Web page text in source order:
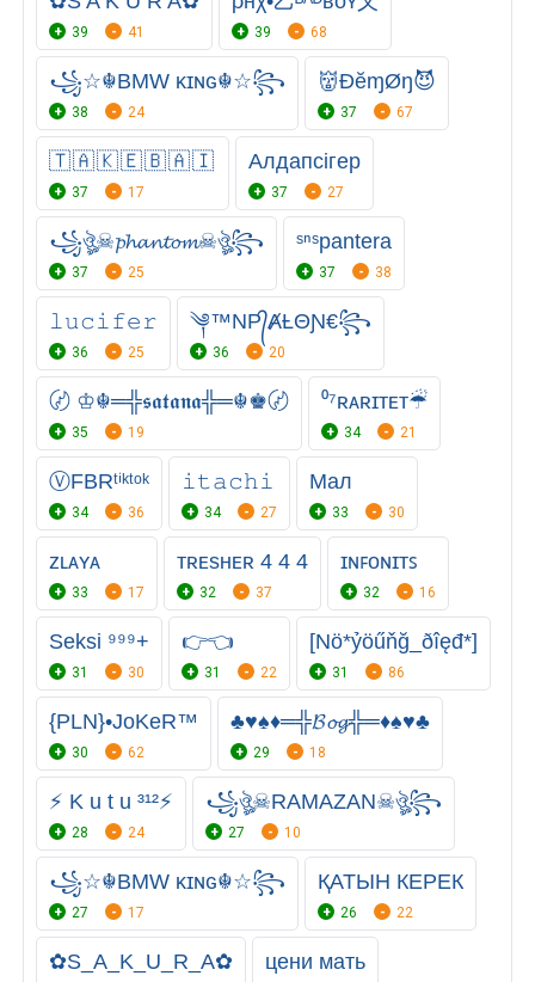
39 41 39 68
꧁☆☬BMW κɪɴɢ☬☆꧂
38 24
👹ĐĕɱØŋ😈
37 67
🇹 🇦 🇰 🇪 🇧 🇦 🇮
37 17
Алдапсігер
37 27
꧁ঔৣ☠︎𝓹𝓱𝓪𝓷𝓽𝓸𝓶☠︎ঔৣ꧂
37 25
ˢⁿˢpantera
37 38
𝚕𝚞𝚌𝚒𝚏𝚎𝚛
36 25
༆™NP᭄ȺȽΘƝ€꧂
36 20
〄 ♔☬═╬𝖘𝖆𝖙𝖆𝖓𝖆╬═☬♚〄
35 19
⁰⁷ʀᴀʀɪᴛᴇᴛ☔︎
34 21
Ⓥ︎FBRᵗⁱᵏᵗᵒᵏ
34 36
𝚒𝚝𝚊𝚌𝚑𝚒
34 27
Мал
33 30
ᴢʟᴀʏᴀ
33 17
ᴛʀᴇsʜᴇʀ 4 4 4
32 37
ɪɴꜰᴏɴɪᴛꜱ
32 16
Seksi ⁹⁹⁹+
31 30
👉👈
31 22
[Nö*ỷöűňğ_ðîęđ*]
31 86
{PLN}•JoKeR™
30 62
♣♥♠♦═╬𝓑𝓸𝓰╬═♦♠♥♣
29 18
⚡ K u t u ³¹²⚡
28 24
꧁ঔৣ☠︎RAMAZAN☠︎ঔৣ꧂
27 10
꧁☆☬BMW κɪɴɢ☬☆꧂
27 17
ҚАТЫН КЕРЕК
26 22
✿S_A_K_U_R_A✿ цени мать